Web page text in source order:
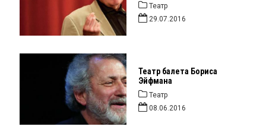
Театр
29.07.2016
Театр балета Бориса
Эйфмана
Театр
08.06.2016